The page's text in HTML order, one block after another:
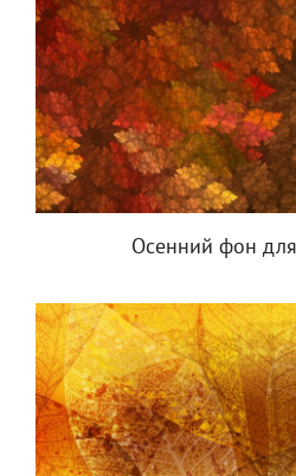
Осенний фон